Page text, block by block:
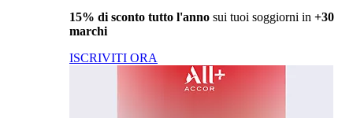
15% di sconto tutto l'anno sui tuoi soggiorni in +30
marchi
ISCRIVITI ORA